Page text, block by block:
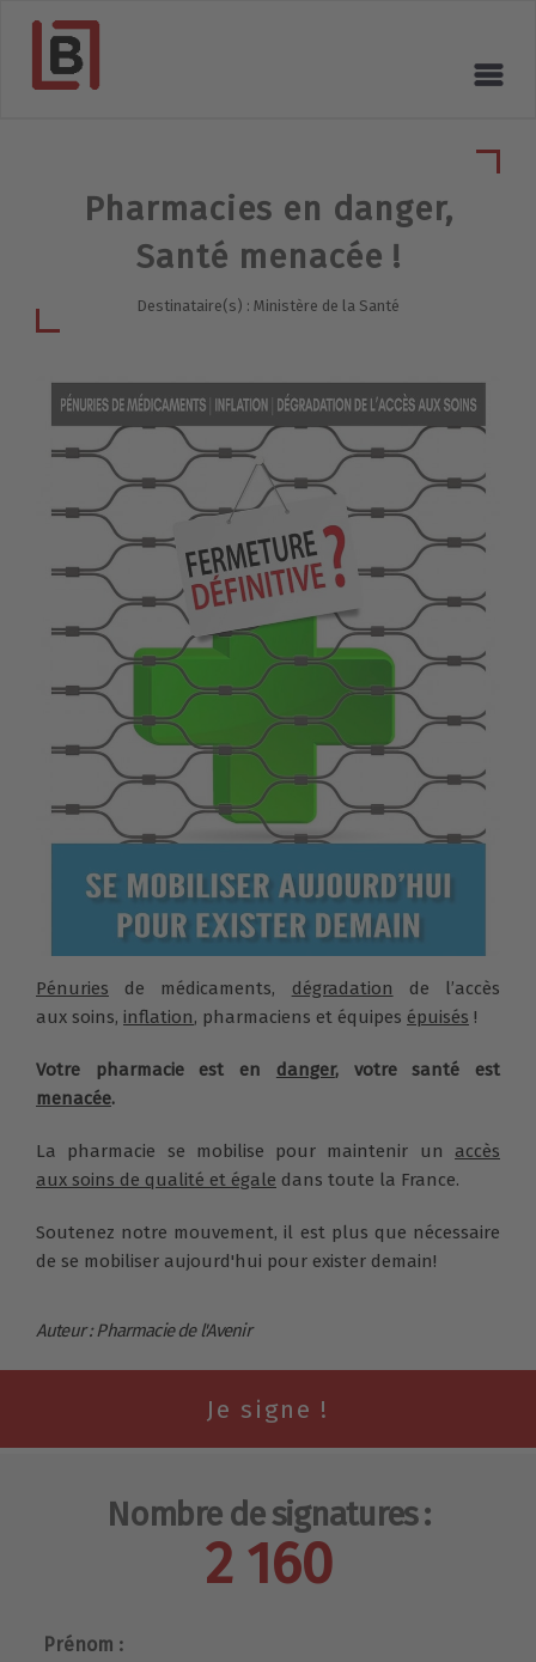
Pharmacies en danger,
Santé menacée !
Destinataire(s) : Ministère de la Santé
Pénuries de médicaments, dégradation de l’accès
aux soins, inflation, pharmaciens et équipes épuisés !
Votre pharmacie est en danger, votre santé est
menacée.
La pharmacie se mobilise pour maintenir un accès
aux soins de qualité et égale dans toute la France.
Soutenez notre mouvement, il est plus que nécessaire
de se mobiliser aujourd'hui pour exister demain!
Auteur : Pharmacie de l'Avenir
Nombre de signatures :
2 160
Prénom :